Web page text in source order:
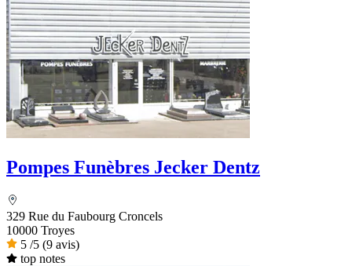
Pompes Funèbres Jecker Dentz
329 Rue du Faubourg Croncels
10000 Troyes
5 /5 (9 avis)
top notes